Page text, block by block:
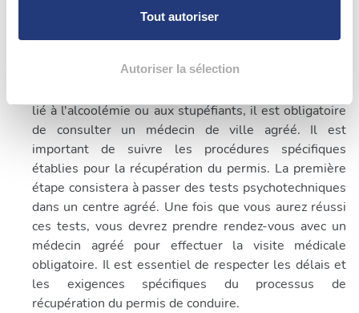
personnelles et définir vos préférences, reportez-vous à
déclaration sur les cookies.
Les cookies nous permettent de personnaliser le contenu
et les annonces, d'offrir des fonctionnalités relatives aux
médias sociaux et d'analyser notre trafic. Nous
partageons également des informations sur l'utilisation de
notre site avec nos partenaires de médias sociaux, de
publicité et d'analyse, qui peuvent combiner celles-ci
avec d'autres informations que vous leur avez fournies
ou qu'ils ont collectées lors de votre utilisation de leurs
services.
Tout autoriser
Autoriser la sélection
conduire à Albi
lié à l'alcoolémie ou aux stupéfiants, il est obligatoire
de consulter un médecin de ville agréé. Il est
important de suivre les procédures spécifiques
établies pour la récupération du permis. La première
étape consistera à passer des tests psychotechniques
dans un centre agréé. Une fois que vous aurez réussi
ces tests, vous devrez prendre rendez-vous avec un
médecin agréé pour effectuer la visite médicale
obligatoire. Il est essentiel de respecter les délais et
les exigences spécifiques du processus de
récupération du permis de conduire.